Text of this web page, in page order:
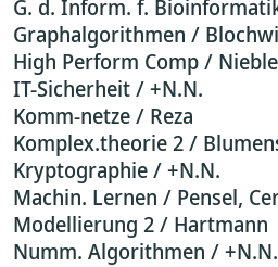
G. d. Inform. f.
Graphalgorithmen /
High Perform Comp /
IT-Sicherheit / +N.N.
Komm-netze / Reza
Komplex.theorie 2 /
Kryptographie / +N.N.
Machin. Lernen / Pensel,
Modellierung 2 / Hartmann
Numm. Algorithmen / +N.N.